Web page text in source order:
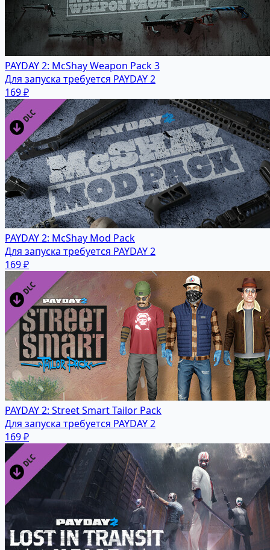
PAYDAY 2: McShay Weapon Pack 3
Для запуска требуется PAYDAY 2
169 ₽
PAYDAY 2: McShay Mod Pack
Для запуска требуется PAYDAY 2
169 ₽
PAYDAY 2: Street Smart Tailor Pack
Для запуска требуется PAYDAY 2
169 ₽